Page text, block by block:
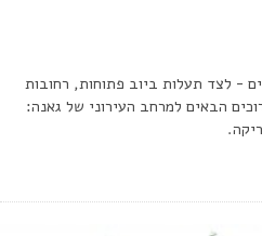
- לצד תעלות ביוב פתוחות, רחובות
הבאים למרחב העירוני של גאנה: